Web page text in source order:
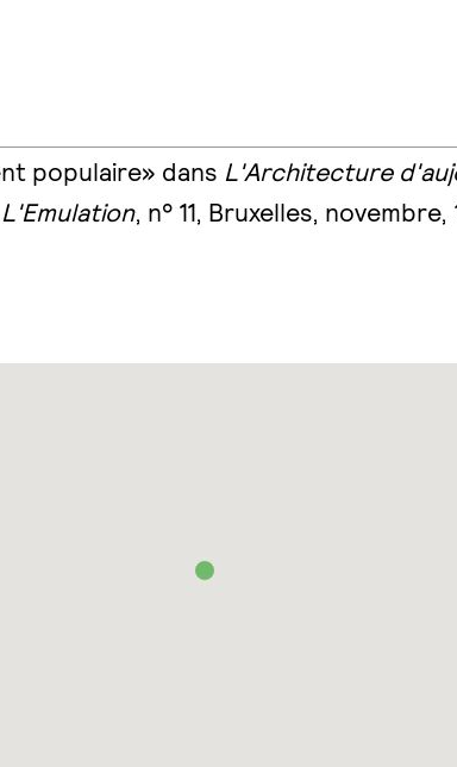
populaire» dans L'Architecture
L'Emulation, n° 11, Bruxelles, novembre,